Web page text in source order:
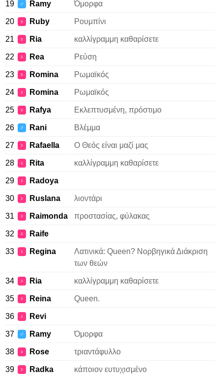
19 ♂ Ramy Όμορφα
20 ♀ Ruby Ρουμπίνι
21 ♀ Ria καλλίγραμμη καθαρίσετε
22 ♀ Rea Ρεύση
23 ♀ Romina Ρωμαϊκός
24 ♀ Romina Ρωμαϊκός
25 ♀ Rafya Εκλεπτυσμένη, πρόστιμο
26 ♂ Rani Βλέμμα
27 ♀ Rafaella Ο Θεός είναι μαζί μας
28 ♀ Rita καλλίγραμμη καθαρίσετε
29 ♀ Radoya
30 ♀ Ruslana λιοντάρι
31 ♀ Raimonda προστασίας, φύλακας
32 ♀ Raife
33 ♀ Regina
Λατινικά: Queen? Νορβηγικά Διάκριση
των θεών
34 ♀ Ria καλλίγραμμη καθαρίσετε
35 ♀ Reina Queen.
36 ♀ Revi
37 ♂ Ramy Όμορφα
38 ♀ Rose τριαντάφυλλο
39 ♀ Radka κάποιον ευτυχισμένο